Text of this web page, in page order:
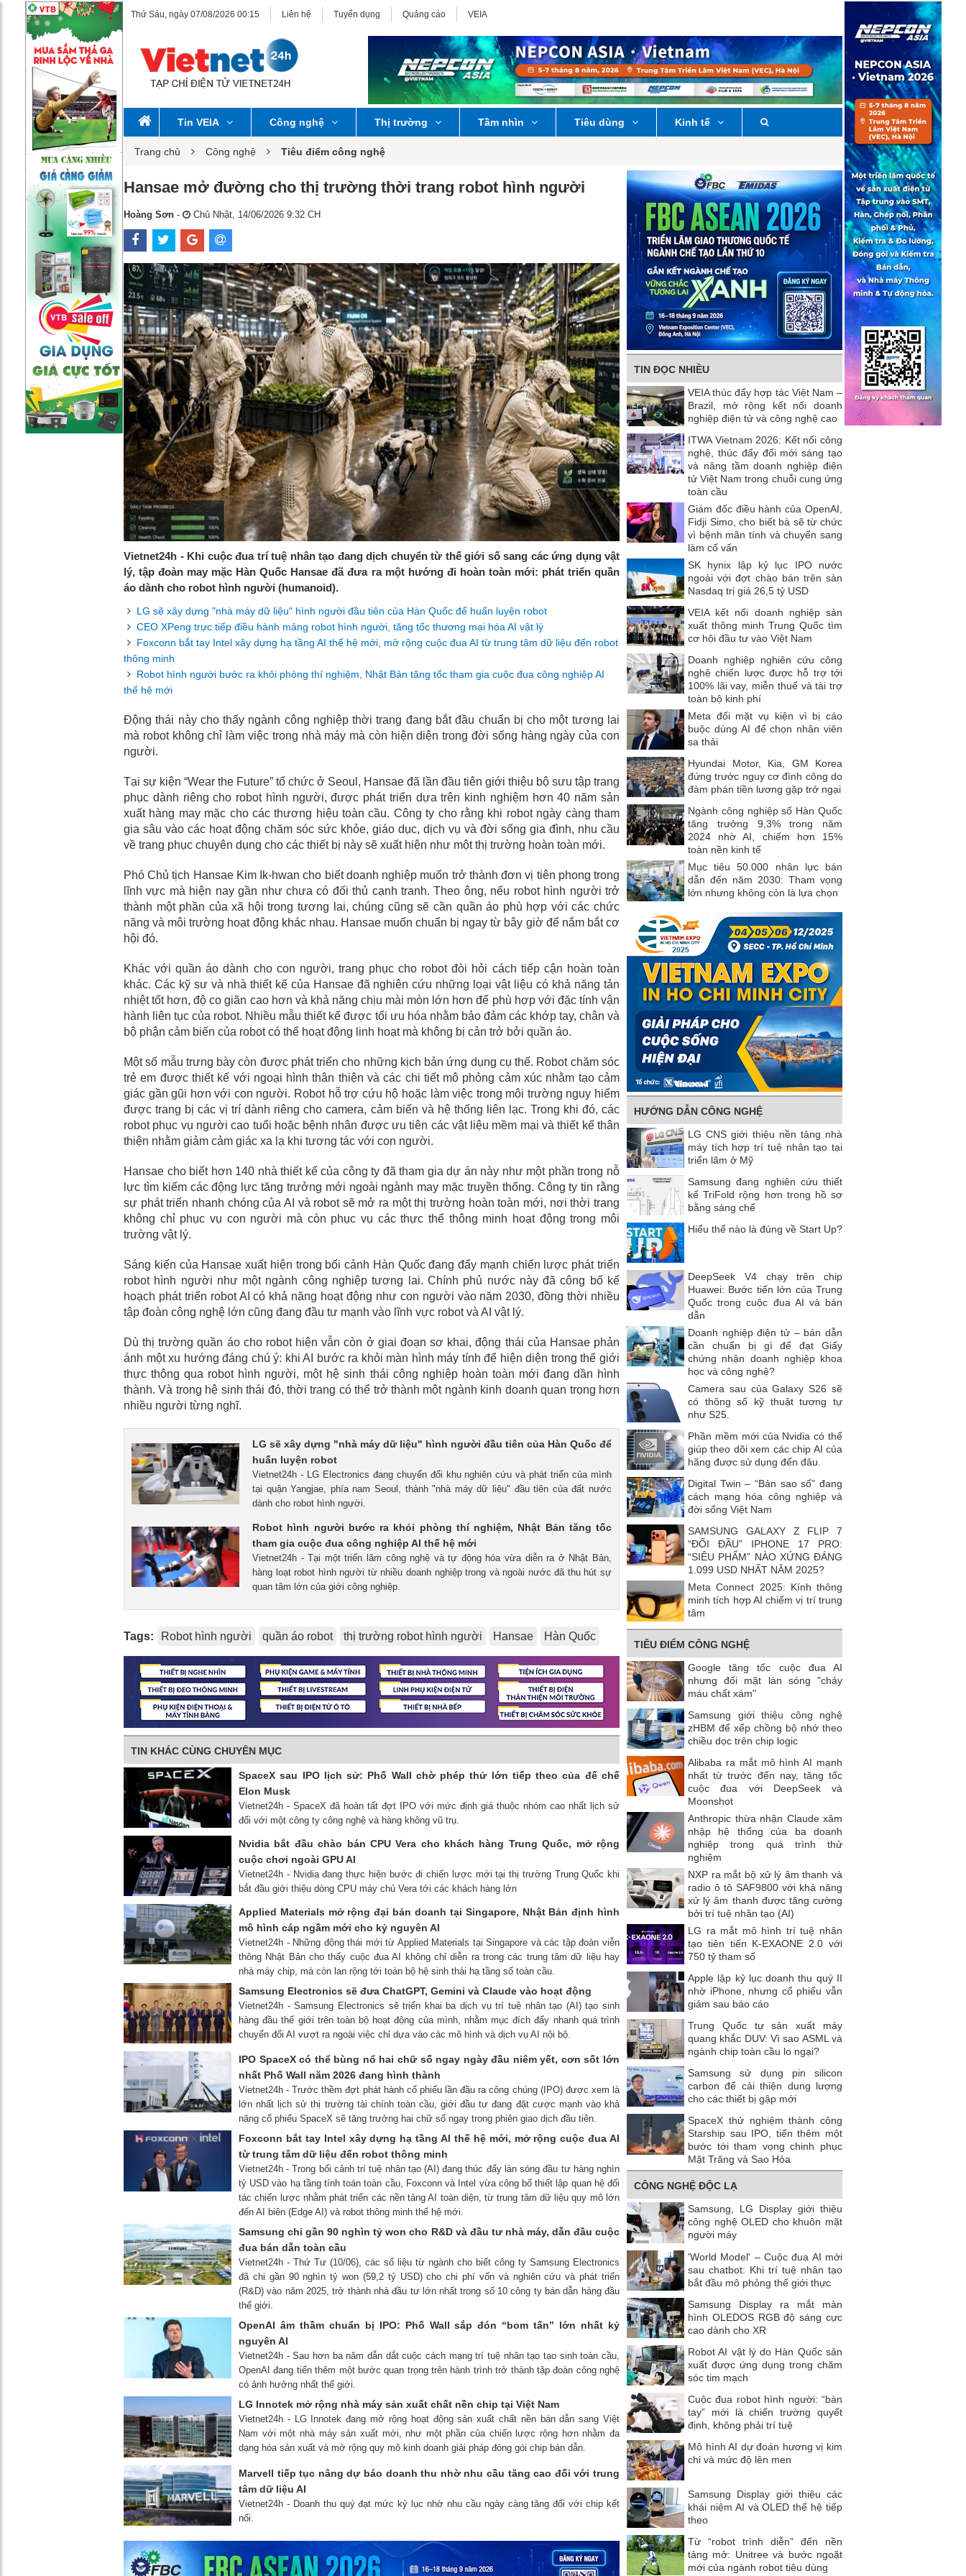
Thứ Sáu, ngày 07/08/2026 00:15 Liên hệ Tuyển dụng Quảng cáo VEIA
Tin VEIA Công nghệ Thị trường Tầm nhìn Tiêu dùng Kinh tế
Trang chủ Công nghệ Tiêu điểm công nghệ
Hansae mở đường cho thị trường thời trang robot hình người
Hoàng Sơn - Chủ Nhật, 14/06/2026 9:32 CH
Vietnet24h - Khi cuộc đua trí tuệ nhân tạo đang dịch chuyển từ thế giới số sang các ứng dụng vật
lý, tập đoàn may mặc Hàn Quốc Hansae đã đưa ra một hướng đi hoàn toàn mới: phát triển quần
áo dành cho robot hình người (humanoid).
LG sẽ xây dựng "nhà máy dữ liệu" hình người đầu tiên của Hàn Quốc để huấn luyện robot
CEO XPeng trực tiếp điều hành mảng robot hình người, tăng tốc thương mại hóa AI vật lý
Foxconn bắt tay Intel xây dựng hạ tầng AI thế hệ mới, mở rộng cuộc đua AI từ trung tâm dữ liệu đến robot
thông minh
Robot hình người bước ra khỏi phòng thí nghiệm, Nhật Bản tăng tốc tham gia cuộc đua công nghiệp AI
thế hệ mới
Động thái này cho thấy ngành công nghiệp thời trang đang bắt đầu chuẩn bị cho một tương lai
mà robot không chỉ làm việc trong nhà máy mà còn hiện diện trong đời sống hàng ngày của con
người.
Tại sự kiện “Wear the Future” tổ chức ở Seoul, Hansae đã lần đầu tiên giới thiệu bộ sưu tập trang
phục dành riêng cho robot hình người, được phát triển dựa trên kinh nghiệm hơn 40 năm sản
xuất hàng may mặc cho các thương hiệu toàn cầu. Công ty cho rằng khi robot ngày càng tham
gia sâu vào các hoạt động chăm sóc sức khỏe, giáo dục, dịch vụ và đời sống gia đình, nhu cầu
về trang phục chuyên dụng cho các thiết bị này sẽ xuất hiện như một thị trường hoàn toàn mới.
Phó Chủ tịch Hansae Kim Ik-hwan cho biết doanh nghiệp muốn trở thành đơn vị tiên phong trong
lĩnh vực mà hiện nay gần như chưa có đối thủ cạnh tranh. Theo ông, nếu robot hình người trở
thành một phần của xã hội trong tương lai, chúng cũng sẽ cần quần áo phù hợp với các chức
năng và môi trường hoạt động khác nhau. Hansae muốn chuẩn bị ngay từ bây giờ để nắm bắt cơ
hội đó.
Khác với quần áo dành cho con người, trang phục cho robot đòi hỏi cách tiếp cận hoàn toàn
khác. Các kỹ sư và nhà thiết kế của Hansae đã nghiên cứu những loại vật liệu có khả năng tản
nhiệt tốt hơn, độ co giãn cao hơn và khả năng chịu mài mòn lớn hơn để phù hợp với đặc tính vận
hành liên tục của robot. Nhiều mẫu thiết kế được tối ưu hóa nhằm bảo đảm các khớp tay, chân và
bộ phận cảm biến của robot có thể hoạt động linh hoạt mà không bị cản trở bởi quần áo.
Một số mẫu trưng bày còn được phát triển cho những kịch bản ứng dụng cụ thể. Robot chăm sóc
trẻ em được thiết kế với ngoại hình thân thiện và các chi tiết mô phỏng cảm xúc nhằm tạo cảm
giác gần gũi hơn với con người. Robot hỗ trợ cứu hộ hoặc làm việc trong môi trường nguy hiểm
được trang bị các vị trí dành riêng cho camera, cảm biến và hệ thống liên lạc. Trong khi đó, các
robot phục vụ người cao tuổi hoặc bệnh nhân được ưu tiên các vật liệu mềm mại và thiết kế thân
thiện nhằm giảm cảm giác xa lạ khi tương tác với con người.
Hansae cho biết hơn 140 nhà thiết kế của công ty đã tham gia dự án này như một phần trong nỗ
lực tìm kiếm các động lực tăng trưởng mới ngoài ngành may mặc truyền thống. Công ty tin rằng
sự phát triển nhanh chóng của AI và robot sẽ mở ra một thị trường hoàn toàn mới, nơi thời trang
không chỉ phục vụ con người mà còn phục vụ các thực thể thông minh hoạt động trong môi
trường vật lý.
Sáng kiến của Hansae xuất hiện trong bối cảnh Hàn Quốc đang đẩy mạnh chiến lược phát triển
robot hình người như một ngành công nghiệp tương lai. Chính phủ nước này đã công bố kế
hoạch phát triển robot AI có khả năng hoạt động như con người vào năm 2030, đồng thời nhiều
tập đoàn công nghệ lớn cũng đang đầu tư mạnh vào lĩnh vực robot và AI vật lý.
Dù thị trường quần áo cho robot hiện vẫn còn ở giai đoạn sơ khai, động thái của Hansae phản
ánh một xu hướng đáng chú ý: khi AI bước ra khỏi màn hình máy tính để hiện diện trong thế giới
thực thông qua robot hình người, một hệ sinh thái công nghiệp hoàn toàn mới đang dần hình
thành. Và trong hệ sinh thái đó, thời trang có thể trở thành một ngành kinh doanh quan trọng hơn
nhiều người từng nghĩ.
LG sẽ xây dựng "nhà máy dữ liệu" hình người đầu tiên của Hàn Quốc để
huấn luyện robot
Vietnet24h - LG Electronics đang chuyển đổi khu nghiên cứu và phát triển của mình
tại quận Yangjae, phía nam Seoul, thành "nhà máy dữ liệu" đầu tiên của đất nước
dành cho robot hình người.
Robot hình người bước ra khỏi phòng thí nghiệm, Nhật Bản tăng tốc
tham gia cuộc đua công nghiệp AI thế hệ mới
Vietnet24h - Tại một triển lãm công nghệ và tự động hóa vừa diễn ra ở Nhật Bản,
hàng loạt robot hình người từ nhiều doanh nghiệp trong và ngoài nước đã thu hút sự
quan tâm lớn của giới công nghiệp.
Tags: Robot hình người quần áo robot thị trường robot hình người Hansae Hàn Quốc
TIN KHÁC CÙNG CHUYÊN MỤC
SpaceX sau IPO lịch sử: Phố Wall chờ phép thử lớn tiếp theo của đế chế
Elon Musk
Vietnet24h - SpaceX đã hoàn tất đợt IPO với mức định giá thuộc nhóm cao nhất lịch sử
đối với một công ty công nghệ và hàng không vũ trụ.
Nvidia bắt đầu chào bán CPU Vera cho khách hàng Trung Quốc, mở rộng
cuộc chơi ngoài GPU AI
Vietnet24h - Nvidia đang thực hiện bước đi chiến lược mới tại thị trường Trung Quốc khi
bắt đầu giới thiệu dòng CPU máy chủ Vera tới các khách hàng lớn
Applied Materials mở rộng đại bản doanh tại Singapore, Nhật Bản định hình
mô hình cáp ngầm mới cho kỷ nguyên AI
Vietnet24h - Những động thái mới từ Applied Materials tại Singapore và các tập đoàn viễn
thông Nhật Bản cho thấy cuộc đua AI không chỉ diễn ra trong các trung tâm dữ liệu hay
nhà máy chip, mà còn lan rộng tới toàn bộ hệ sinh thái hạ tầng số toàn cầu.
Samsung Electronics sẽ đưa ChatGPT, Gemini và Claude vào hoạt động
Vietnet24h - Samsung Electronics sẽ triển khai ba dịch vụ trí tuệ nhân tạo (AI) tạo sinh
hàng đầu thế giới trên toàn bộ hoạt động của mình, nhằm mục đích đẩy nhanh quá trình
chuyển đổi AI vượt ra ngoài việc chỉ dựa vào các mô hình và dịch vụ AI nội bộ.
IPO SpaceX có thể bùng nổ hai chữ số ngay ngày đầu niêm yết, cơn sốt lớn
nhất Phố Wall năm 2026 đang hình thành
Vietnet24h - Trước thềm đợt phát hành cổ phiếu lần đầu ra công chúng (IPO) được xem là
lớn nhất lịch sử thị trường tài chính toàn cầu, giới đầu tư đang đặt cược mạnh vào khả
năng cổ phiếu SpaceX sẽ tăng trưởng hai chữ số ngay trong phiên giao dịch đầu tiên.
Foxconn bắt tay Intel xây dựng hạ tầng AI thế hệ mới, mở rộng cuộc đua AI
từ trung tâm dữ liệu đến robot thông minh
Vietnet24h - Trong bối cảnh trí tuệ nhân tạo (AI) đang thúc đẩy làn sóng đầu tư hàng nghìn
tỷ USD vào hạ tầng tính toán toàn cầu, Foxconn và Intel vừa công bố thiết lập quan hệ đối
tác chiến lược nhằm phát triển các nền tảng AI toàn diện, từ trung tâm dữ liệu quy mô lớn
đến AI biên (Edge AI) và robot thông minh thế hệ mới.
Samsung chi gần 90 nghìn tỷ won cho R&D và đầu tư nhà máy, dẫn đầu cuộc
đua bán dẫn toàn cầu
Vietnet24h - Thứ Tư (10/06), các số liệu từ ngành cho biết công ty Samsung Electronics
đã chi gần 90 nghìn tỷ won (59,2 tỷ USD) cho chi phí vốn và nghiên cứu và phát triển
(R&D) vào năm 2025, trở thành nhà đầu tư lớn nhất trong số 10 công ty bán dẫn hàng đầu
thế giới.
OpenAI âm thầm chuẩn bị IPO: Phố Wall sắp đón “bom tấn” lớn nhất kỷ
nguyên AI
Vietnet24h - Sau hơn ba năm dẫn dắt cuộc cách mạng trí tuệ nhân tạo tạo sinh toàn cầu,
OpenAI đang tiến thêm một bước quan trọng trên hành trình trở thành tập đoàn công nghệ
có ảnh hưởng nhất thế giới.
LG Innotek mở rộng nhà máy sản xuất chất nền chip tại Việt Nam
Vietnet24h - LG Innotek đang mở rộng hoạt động sản xuất chất nền bán dẫn sang Việt
Nam với một nhà máy sản xuất mới, như một phần của chiến lược rộng hơn nhằm đa
dạng hóa sản xuất và mở rộng quy mô kinh doanh giải pháp đóng gói chip bán dẫn.
Marvell tiếp tục nâng dự báo doanh thu nhờ nhu cầu tăng cao đối với trung
tâm dữ liệu AI
Vietnet24h - Doanh thu quý đạt mức kỷ lục nhờ nhu cầu ngày càng tăng đối với chip kết
nối.
TIN ĐỌC NHIỀU
VEIA thúc đẩy hợp tác Việt Nam –
Brazil, mở rộng kết nối doanh
nghiệp điện tử và công nghệ cao
ITWA Vietnam 2026: Kết nối công
nghệ, thúc đẩy đổi mới sáng tạo
và nâng tầm doanh nghiệp điện
tử Việt Nam trong chuỗi cung ứng
toàn cầu
Giám đốc điều hành của OpenAI,
Fidji Simo, cho biết bà sẽ từ chức
vì bệnh mãn tính và chuyển sang
làm cố vấn
SK hynix lập kỷ lục IPO nước
ngoài với đợt chào bán trên sàn
Nasdaq trị giá 26,5 tỷ USD
VEIA kết nối doanh nghiệp sản
xuất thông minh Trung Quốc tìm
cơ hội đầu tư vào Việt Nam
Doanh nghiệp nghiên cứu công
nghệ chiến lược được hỗ trợ tới
100% lãi vay, miễn thuế và tài trợ
toàn bộ kinh phí
Meta đối mặt vụ kiện vì bị cáo
buộc dùng AI để chọn nhân viên
sa thải
Hyundai Motor, Kia, GM Korea
đứng trước nguy cơ đình công do
đàm phán tiền lương gặp trở ngại
Ngành công nghiệp số Hàn Quốc
tăng trưởng 9,3% trong năm
2024 nhờ AI, chiếm hơn 15%
toàn nền kinh tế
Mục tiêu 50.000 nhân lực bán
dẫn đến năm 2030: Tham vọng
lớn nhưng không còn là lựa chọn
HƯỚNG DẪN CÔNG NGHỆ
LG CNS giới thiệu nền tảng nhà
máy tích hợp trí tuệ nhân tạo tại
triển lãm ở Mỹ
Samsung đang nghiên cứu thiết
kế TriFold rộng hơn trong hồ sơ
bằng sáng chế
Hiểu thể nào là đúng về Start Up?
DeepSeek V4 chạy trên chip
Huawei: Bước tiến lớn của Trung
Quốc trong cuộc đua AI và bán
dẫn
Doanh nghiệp điện tử – bán dẫn
cần chuẩn bị gì để đạt Giấy
chứng nhận doanh nghiệp khoa
học và công nghệ?
Camera sau của Galaxy S26 sẽ
có thông số kỹ thuật tương tự
như S25.
Phần mềm mới của Nvidia có thể
giúp theo dõi xem các chip AI của
hãng được sử dụng đến đâu.
Digital Twin – “Bản sao số” đang
cách mạng hóa công nghiệp và
đời sống Việt Nam
SAMSUNG GALAXY Z FLIP 7
“ĐỐI ĐẦU” IPHONE 17 PRO:
“SIÊU PHẨM” NÀO XỨNG ĐÁNG
1.099 USD NHẤT NĂM 2025?
Meta Connect 2025: Kính thông
minh tích hợp AI chiếm vị trí trung
tâm
TIÊU ĐIỂM CÔNG NGHỆ
Google tăng tốc cuộc đua AI
nhưng đối mặt làn sóng "chảy
máu chất xám"
Samsung giới thiệu công nghệ
zHBM để xếp chồng bộ nhớ theo
chiều dọc trên chip logic
Alibaba ra mắt mô hình AI mạnh
nhất từ trước đến nay, tăng tốc
cuộc đua với DeepSeek và
Moonshot
Anthropic thừa nhận Claude xâm
nhập hệ thống của ba doanh
nghiệp trong quá trình thử
nghiệm
NXP ra mắt bộ xử lý âm thanh và
radio ô tô SAF9800 với khả năng
xử lý âm thanh được tăng cường
bởi trí tuệ nhân tạo (AI)
LG ra mắt mô hình trí tuệ nhân
tạo tiên tiến K-EXAONE 2.0 với
750 tỷ tham số
Apple lập kỷ lục doanh thu quý II
nhờ iPhone, nhưng cổ phiếu vẫn
giảm sau báo cáo
Trung Quốc tự sản xuất máy
quang khắc DUV: Vì sao ASML và
ngành chip toàn cầu lo ngại?
Samsung sử dụng pin silicon
carbon để cải thiện dung lượng
cho các thiết bị gập mới
SpaceX thử nghiệm thành công
Starship sau IPO, tiến thêm một
bước tới tham vọng chinh phục
Mặt Trăng và Sao Hỏa
CÔNG NGHỆ ĐỘC LẠ
Samsung, LG Display giới thiệu
công nghệ OLED cho khuôn mặt
người máy
'World Model' – Cuộc đua AI mới
sau chatbot: Khi trí tuệ nhân tạo
bắt đầu mô phỏng thế giới thực
Samsung Display ra mắt màn
hình OLEDOS RGB độ sáng cực
cao dành cho XR
Robot AI vật lý do Hàn Quốc sản
xuất được ứng dụng trong chăm
sóc tim mạch
Cuộc đua robot hình người: “bàn
tay” mới là chiến trường quyết
định, không phải trí tuệ
Mô hình AI dự đoán hương vị kim
chi và mức độ lên men
Samsung Display giới thiệu các
khái niệm AI và OLED thế hệ tiếp
theo
Từ “robot trình diễn” đến nền
tảng mở: Unitree và bước ngoặt
mới của ngành robot tiêu dùng